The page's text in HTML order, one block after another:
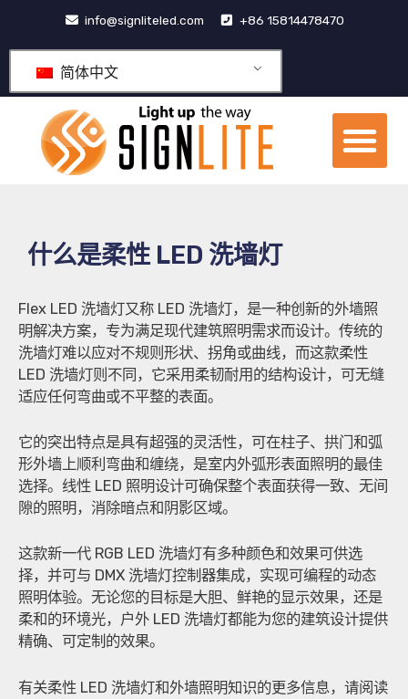
内
info@signliteled.com +86 15814478470
简体中文
菜
单
什么是柔性 LED 洗墙灯
Flex LED 洗墙灯又称 LED 洗墙灯，是一种创新的外墙照
明解决方案，专为满足现代建筑照明需求而设计。传统的
洗墙灯难以应对不规则形状、拐角或曲线，而这款柔性
LED 洗墙灯则不同，它采用柔韧耐用的结构设计，可无缝
适应任何弯曲或不平整的表面。
它的突出特点是具有超强的灵活性，可在柱子、拱门和弧
形外墙上顺利弯曲和缠绕，是室内外弧形表面照明的最佳
选择。线性 LED 照明设计可确保整个表面获得一致、无间
隙的照明，消除暗点和阴影区域。
这款新一代 RGB LED 洗墙灯有多种颜色和效果可供选
择，并可与 DMX 洗墙灯控制器集成，实现可编程的动态
照明体验。无论您的目标是大胆、鲜艳的显示效果，还是
柔和的环境光，户外 LED 洗墙灯都能为您的建筑设计提供
精确、可定制的效果。
有关柔性 LED 洗墙灯和外墙照明知识的更多信息，请阅读